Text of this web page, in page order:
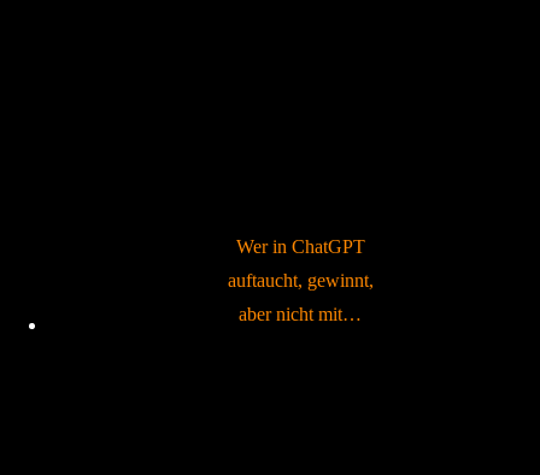
Wer in ChatGPT
auftaucht, gewinnt,
aber nicht mit…